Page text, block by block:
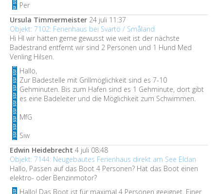
Per
Ursula Timmermeister 24 juli 11:37
Objekt: 7102: Ferienhaus bei Svartö / Småland
Hi HI wir hätten gerne gewusst wie weit ist der nächste
Badestrand entfernt wir sind 2 Personen und 1 Hund Med
Venling Hilsen.
Hallo,
Zur Badestelle mit Grillmöglichkeit sind es 7-10
Gehminuten. Bis zum Hafen sind es 1 Gehminute, dort gibt
es eine Badeleiter und die Möglichkeit zum Schwimmen.
MfG
Siw
Edwin Heidebrecht 4 juli 08:48
Objekt: 7144: Neugebautes Ferienhaus direkt am See Eldan
Hallo, Passen auf das Boot 4 Personen? Hat das Boot einen
elektro- oder Benzinmotor?
Hallo! Das Boot ist für maximal 4 Personen geeignet. Einer